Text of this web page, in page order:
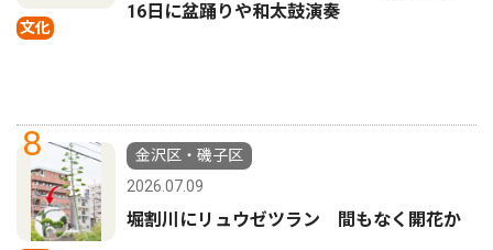
文化
16日に盆踊りや和太鼓演奏
8
金沢区・磯子区
2026.07.09
堀割川にリュウゼツラン 間もなく開花か